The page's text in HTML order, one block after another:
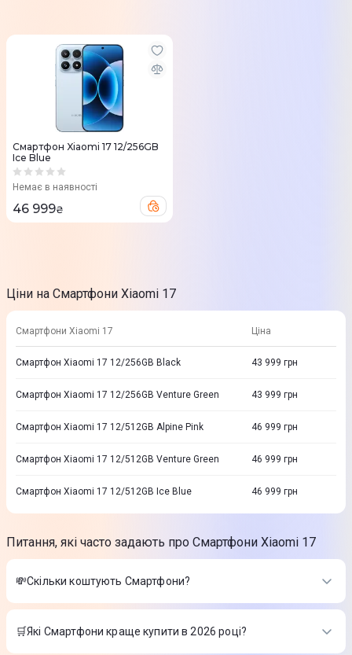
Смартфон Xiaomi 17 12/256GB
Ice Blue
Немає в наявності
46 999₴
Ціни на Смартфони Xiaomi 17
Смартфони Xiaomi 17 Ціна
Смартфон Xiaomi 17 12/256GB Black 43 999 грн
Смартфон Xiaomi 17 12/256GB Venture Green 43 999 грн
Смартфон Xiaomi 17 12/512GB Alpine Pink 46 999 грн
Смартфон Xiaomi 17 12/512GB Venture Green 46 999 грн
Смартфон Xiaomi 17 12/512GB Ice Blue 46 999 грн
Питання, які часто задають про Смартфони Xiaomi 17
💸Скільки коштують Смартфони?
Вартість товарів в категорії Смартфони в інтернет-магазині
Цитрус
🛒Які Смартфони краще купити в 2026 році?